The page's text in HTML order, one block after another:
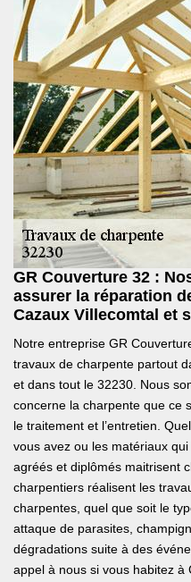
GR Couverture 32 :
assurer la réparation
Cazaux Villecomtal et
Notre entreprise GR
travaux de charpente partout
et dans tout le 32230. Nous
concerne la charpente que ce
le traitement et l’entretien.
vous avez ou les matériaux
agréés et diplômés maitrisent
charpentiers réalisent les
charpentes, quel que soit le
attaque de parasites,
dégradations suite à des
appel à nous si vous habitez à